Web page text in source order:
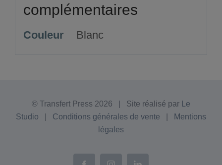
complémentaires
Couleur Blanc
© Transfert Press 2026 | Site réalisé par
Le
Studio
Conditions générales de vente
Mentions
légales